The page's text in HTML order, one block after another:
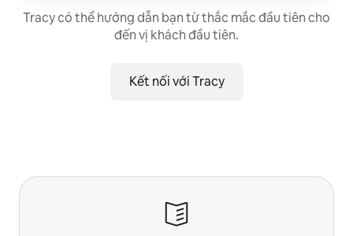
Tracy có thể hướng dẫn bạn từ thắc mắc đầu tiên cho
đến vị khách đầu tiên.
Kết nối với Tracy